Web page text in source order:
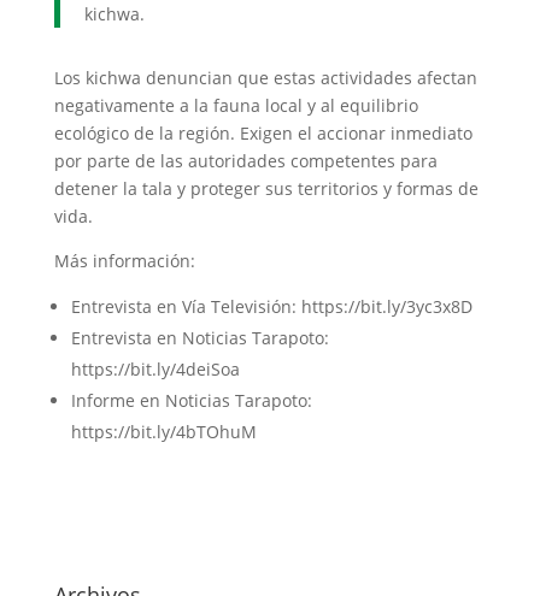
kichwa.
Los kichwa denuncian que estas actividades afectan
negativamente a la fauna local y al equilibrio
ecológico de la región. Exigen el accionar inmediato
por parte de las autoridades competentes para
detener la tala y proteger sus territorios y formas de
vida.
Más información:
Entrevista en Vía Televisión: https://bit.ly/3yc3x8D
Entrevista en Noticias Tarapoto:
https://bit.ly/4deiSoa
Informe en Noticias Tarapoto:
https://bit.ly/4bTOhuM